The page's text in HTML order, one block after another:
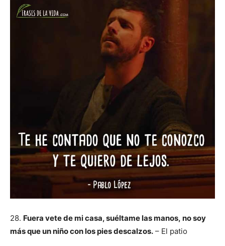
28. Fuera vete de mi casa, suéltame las manos, no soy
más que un niño con los pies descalzos. – El patio